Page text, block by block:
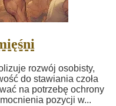
rozwój osobisty,
do stawiania czoła
na potrzebę ochrony
pozycji w...